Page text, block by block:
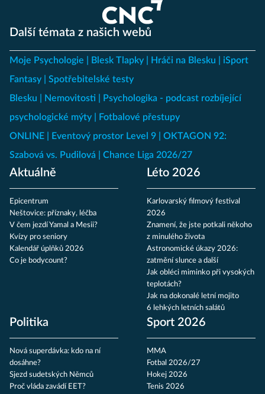
Další témata z našich webů
Moje Psychologie Blesk Tlapky Hráči na Blesku
iSport
Fantasy
Spotřebitelské testy
Blesku
Nemovitosti
Psychologika - podcast rozbíjející
psychologické mýty
Fotbalové přestupy
ONLINE
Eventový prostor Level 9
OKTAGON 92:
Szabová vs. Pudilová
Chance Liga 2026/27
Aktuálně
Epicentrum
Neštovice: příznaky, léčba
V čem jezdí Yamal a Mesii?
Kvízy pro seniory
Kalendář úplňků 2026
Co je bodycount?
Léto 2026
Karlovarský filmový festival
2026
Znamení, že jste potkali někoho
z minulého života
Astronomické úkazy 2026:
zatmění slunce a další
Jak obléci miminko při vysokých
teplotách?
Jak na dokonalé letní mojito
6 lehkých letních salátů
Politika
Nová superdávka: kdo na ní
dosáhne?
Sjezd sudetských Němců
Proč vláda zavádí EET?
Sport 2026
MMA
Fotbal 2026/27
Hokej 2026
Tenis 2026